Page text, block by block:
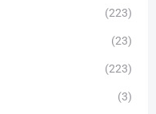
(223)
(23)
(223)
(3)